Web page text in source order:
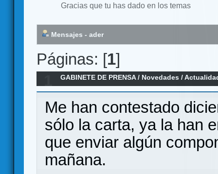
Gracias que tu has dado en los temas
Mensajes - ader
Páginas: [1]
GABINETE DE PRENSA/ Novedades /
Español por Ediciones MasQueOca
Me han contestado
sólo la carta, ya la han
que enviar algún
mañana.